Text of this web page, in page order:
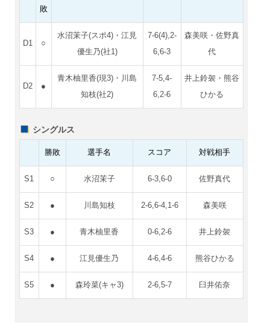
敗
D1 ○
水沼茉子(スポ4)・江見
優生乃(社1)
7-6(4),2-
6,6-3
森美咲・佐野真
代
D2 ●
青木柚里香(現3)・川島
知枝(社2)
7-5,4-
6,2-6
井上鈴袈・熊谷
ひかる
シングルス
勝敗 選手名 スコア 対戦相手
S1 ○ 水沼茉子 6-3,6-0 佐野真代
S2 ● 川島知枝 2-6,6-4,1-6 森美咲
S3 ● 青木柚里香 0-6,2-6 井上鈴袈
S4 ● 江見優生乃 4-6,4-6 熊谷ひかる
S5 ● 森玲菜(キャ3) 2-6,5-7 臼井佑奈